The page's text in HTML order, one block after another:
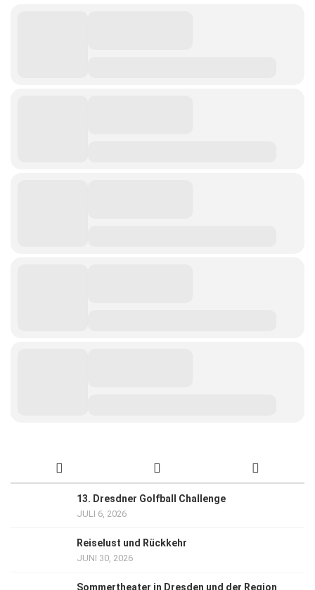
13. Dresdner Golfball Challenge
JULI 6, 2026
Reiselust und Rückkehr
JUNI 30, 2026
Sommertheater in Dresden und der Region